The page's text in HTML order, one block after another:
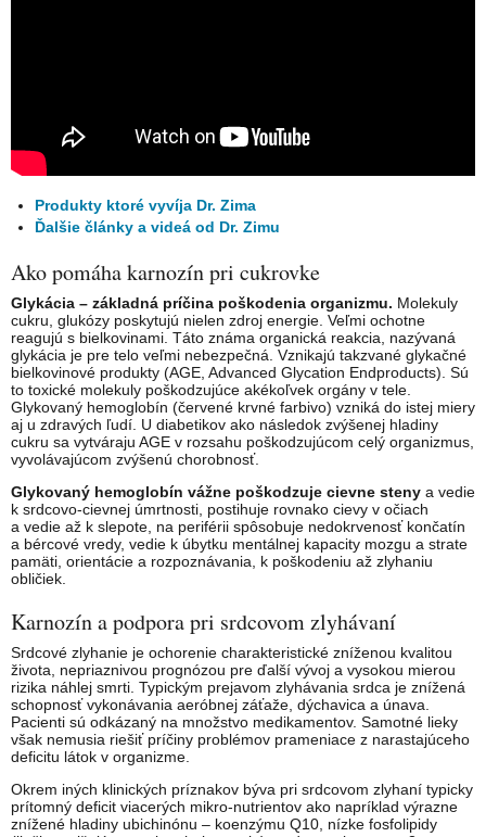
Produkty ktoré vyvíja Dr. Zima
Ďalšie články a videá od Dr. Zimu
Ako pomáha karnozín pri cukrovke
Glykácia – základná príčina poškodenia organizmu. Molekuly
cukru, glukózy poskytujú nielen zdroj energie. Veľmi ochotne
reagujú s bielkovinami. Táto známa organická reakcia, nazývaná
glykácia je pre telo veľmi nebezpečná. Vznikajú takzvané glykačné
bielkovinové produkty (AGE, Advanced Glycation Endproducts). Sú
to toxické molekuly poškodzujúce akékoľvek orgány v tele.
Glykovaný hemoglobín (červené krvné farbivo) vzniká do istej miery
aj u zdravých ľudí. U diabetikov ako následok zvýšenej hladiny
cukru sa vytváraju AGE v rozsahu poškodzujúcom celý organizmus,
vyvolávajúcom zvýšenú chorobnosť.
Glykovaný hemoglobín vážne poškodzuje cievne steny a vedie
k srdcovo-cievnej úmrtnosti, postihuje rovnako cievy v očiach
a vedie až k slepote, na periférii spôsobuje nedokrvenosť končatín
a bércové vredy, vedie k úbytku mentálnej kapacity mozgu a strate
pamäti, orientácie a rozpoznávania, k poškodeniu až zlyhaniu
obličiek.
Karnozín a podpora pri srdcovom zlyhávaní
Srdcové zlyhanie je ochorenie charakteristické zníženou kvalitou
života, nepriaznivou prognózou pre ďalší vývoj a vysokou mierou
rizika náhlej smrti. Typickým prejavom zlyhávania srdca je znížená
schopnosť vykonávania aeróbnej záťaže, dýchavica a únava.
Pacienti sú odkázaný na množstvo medikamentov. Samotné lieky
však nemusia riešiť príčiny problémov prameniace z narastajúceho
deficitu látok v organizme.
Okrem iných klinických príznakov býva pri srdcovom zlyhaní typicky
prítomný deficit viacerých mikro-nutrientov ako napríklad výrazne
znížené hladiny ubichinónu – koenzýmu Q10, nízke fosfolipidy